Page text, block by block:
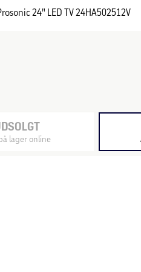
24" LED TV 24HA502512V
lager online